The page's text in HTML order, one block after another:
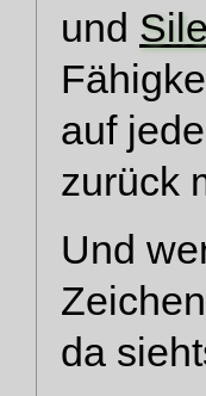
und
auf
zurück
Und
da